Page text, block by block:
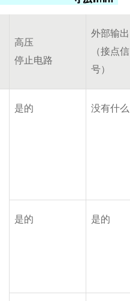
高压
停止电路
外部输出
（接点信
号）
是的 没有什么
是的 是的